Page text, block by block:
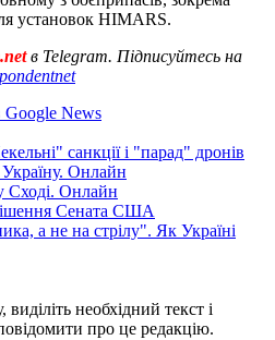
установок HIMARS.
в Telegram. Підписуйтесь на
Google News
санкції і "парад" дронів
Україну. Онлайн
Сході. Онлайн
Сената США
а не на стрілу". Як Україні
необхідний текст і
про це редакцію.